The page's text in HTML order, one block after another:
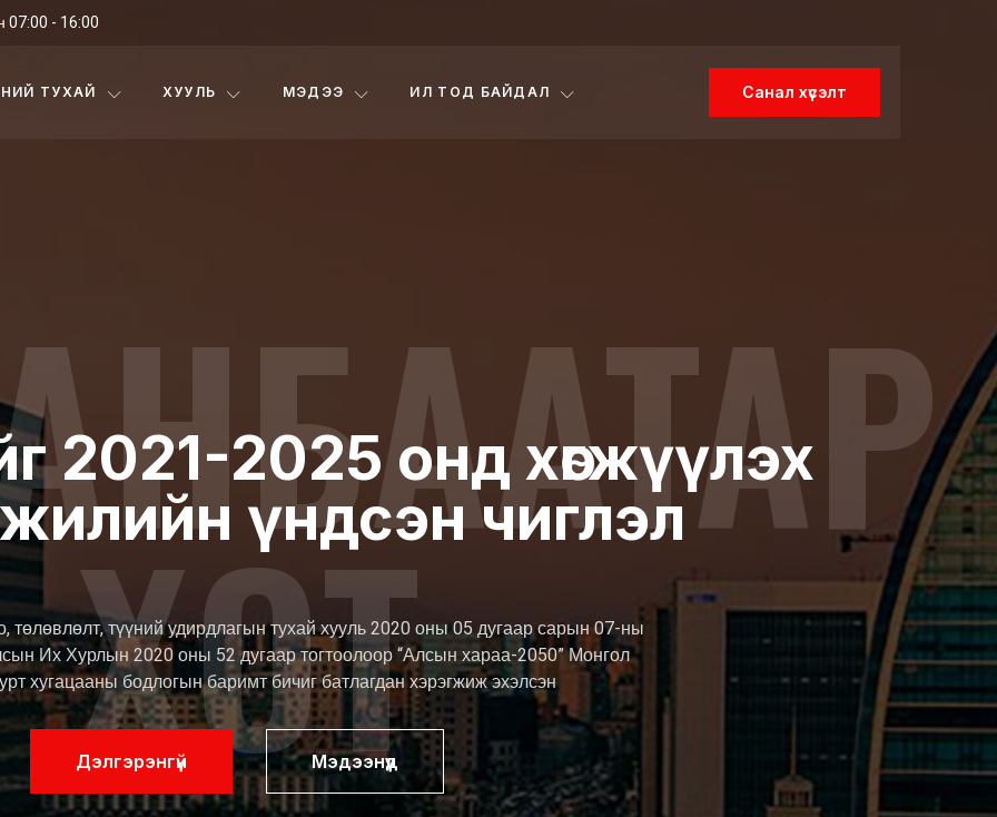
07:00 - 16:00
ТУХАЙ ХУУЛЬ МЭДЭЭ ИЛ ТОД БАЙДАЛ Санал хүсэлт
2021-2025 онд хөгжүүлэх
үндсэн чиглэл
ХОТ
төлөвлөлт, түүний удирдлагын тухай хууль 2020 оны 05 дугаар сарын 07-ны
Их Хурлын 2020 оны 52 дугаар тогтоолоор “Алсын хараа-2050” Монгол
хугацааны бодлогын баримт бичиг батлагдан хэрэгжиж эхэлсэн
Дэлгэрэнгүй Мэдээнүүд